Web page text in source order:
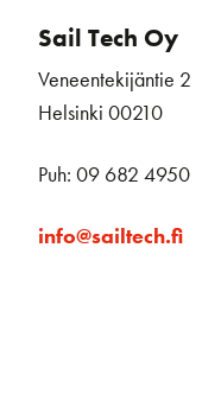
Sail Tech Oy
Veneentekijäntie 2
Helsinki 00210
Puh: 09 682 4950
info@sailtech.fi